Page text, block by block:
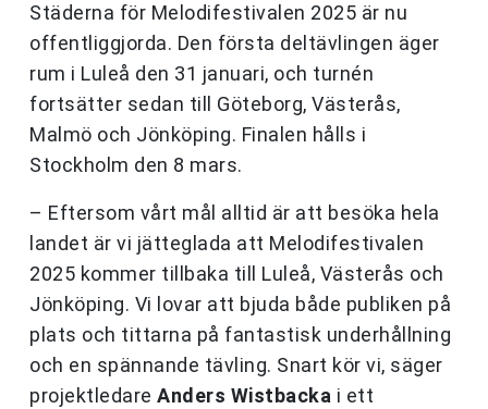
Städerna för Melodifestivalen 2025 är nu
offentliggjorda. Den första deltävlingen äger
rum i Luleå den 31 januari, och turnén
fortsätter sedan till Göteborg, Västerås,
Malmö och Jönköping. Finalen hålls i
Stockholm den 8 mars.
– Eftersom vårt mål alltid är att besöka hela
landet är vi jätteglada att Melodifestivalen
2025 kommer tillbaka till Luleå, Västerås och
Jönköping. Vi lovar att bjuda både publiken på
plats och tittarna på fantastisk underhållning
och en spännande tävling. Snart kör vi, säger
projektledare Anders Wistbacka i ett